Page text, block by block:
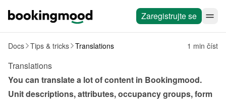
Zaregistrujte se
Docs Tips & tricks Translations 1 min číst
Translations
You can translate a lot of content in Bookingmood.
Unit descriptions, attributes, occupancy groups, form